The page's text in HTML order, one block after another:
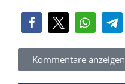
Kommentare anzeigen